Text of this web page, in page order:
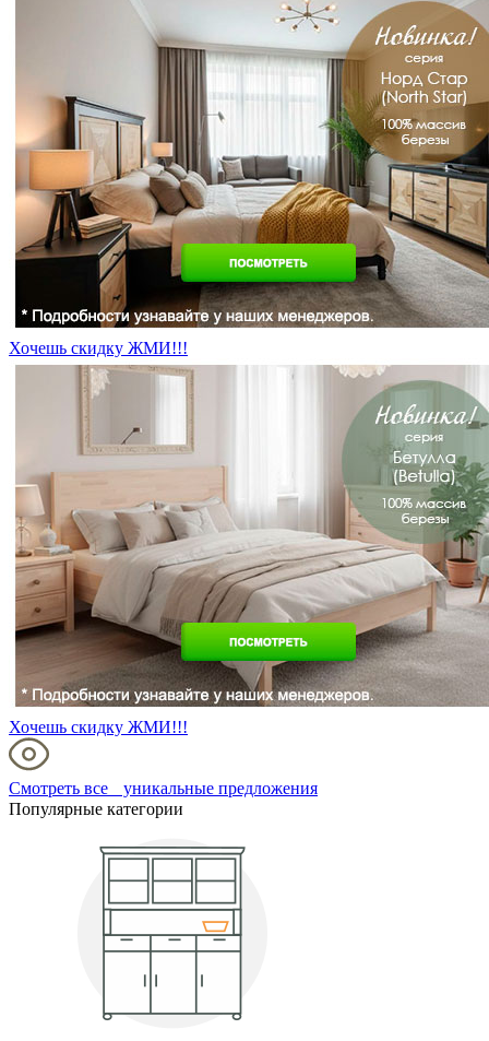
Хочешь скидку ЖМИ!!!
Хочешь скидку ЖМИ!!!
Смотреть все уникальные предложения
Популярные категории